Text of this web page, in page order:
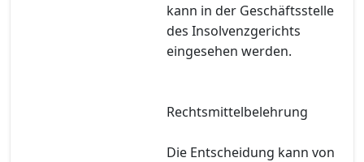
kann in der Geschäftsstelle
des Insolvenzgerichts
eingesehen werden.
Rechtsmittelbelehrung
Die Entscheidung kann von